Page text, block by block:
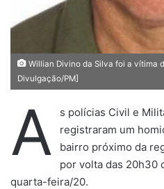
Willian Divino da Silva foi a vítima
Divulgação/PM]
A
s polícias Civil e
registraram um
bairro próximo da
por volta das 20h30
quarta-feira/20.